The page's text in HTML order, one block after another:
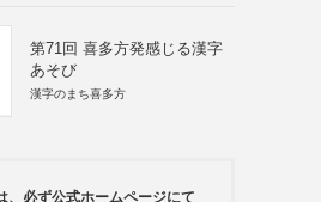
第71回 喜多方発感じる漢字
あそび
漢字のまち喜多方
、必ず公式ホームページにて